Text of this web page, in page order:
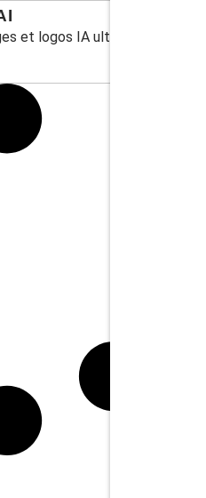
et logos IA ultra réalistes